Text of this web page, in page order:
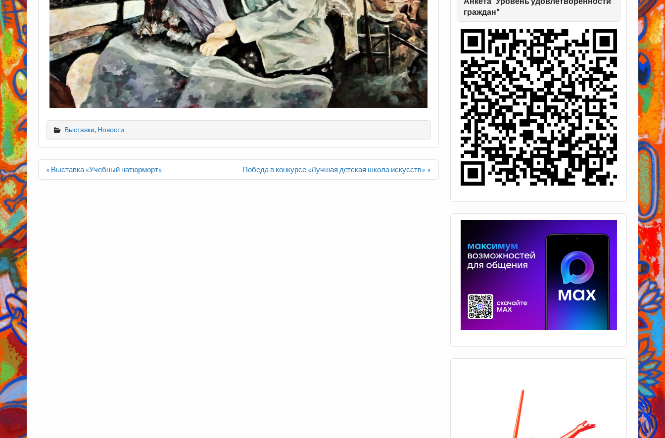
Выставки, Новости
Навигация
« Выставка «Учебный натюрморт» Победа в конкурсе «Лучшая детская школа искусств» »
граждан”